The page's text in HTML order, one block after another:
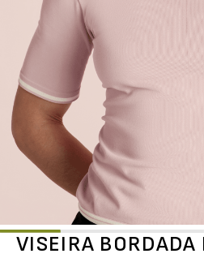
VISEIRA BORDADA